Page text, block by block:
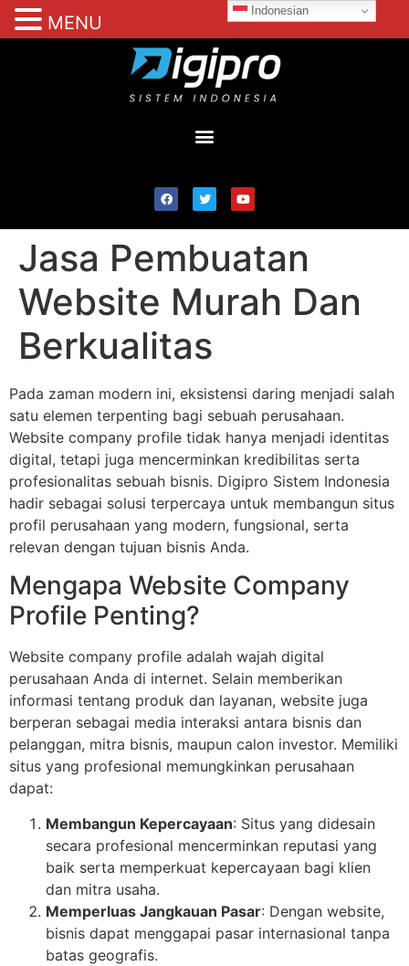
Jasa Pembuatan
Website Murah Dan
Berkualitas
Pada zaman modern ini, eksistensi daring menjadi salah
satu elemen terpenting bagi sebuah perusahaan.
Website company profile tidak hanya menjadi identitas
digital, tetapi juga mencerminkan kredibilitas serta
profesionalitas sebuah bisnis. Digipro Sistem Indonesia
hadir sebagai solusi terpercaya untuk membangun situs
profil perusahaan yang modern, fungsional, serta
relevan dengan tujuan bisnis Anda.
Mengapa Website Company
Profile Penting?
Website company profile adalah wajah digital
perusahaan Anda di internet. Selain memberikan
informasi tentang produk dan layanan, website juga
berperan sebagai media interaksi antara bisnis dan
pelanggan, mitra bisnis, maupun calon investor. Memiliki
situs yang profesional memungkinkan perusahaan
dapat:
Membangun Kepercayaan: Situs yang didesain
secara profesional mencerminkan reputasi yang
baik serta memperkuat kepercayaan bagi klien
dan mitra usaha.
Memperluas Jangkauan Pasar: Dengan website,
bisnis dapat menggapai pasar internasional tanpa
batas geografis.
Indonesian
MENU